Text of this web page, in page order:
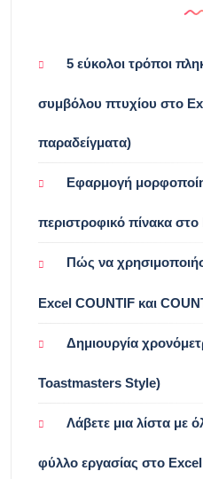
5 εύκολοι τρόποι
συμβόλου πτυχίου στο
παραδείγματα)
Εφαρμογή
περιστροφικό πίνακα στο
Πώς να
Excel COUNTIF και
Δημιουργία
Toastmasters Style)
Λάβετε μια λίστα με
φύλλο εργασίας στο Excel